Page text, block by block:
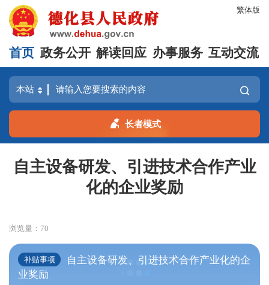
繁体版
首页 政务公开 解读回应 办事服务 互动交流
长者模式
自主设备研发、引进技术合作产业
化的企业奖励
浏览量： 70
补贴事项
自主设备研发、引进技术合作产业化的企
业奖励